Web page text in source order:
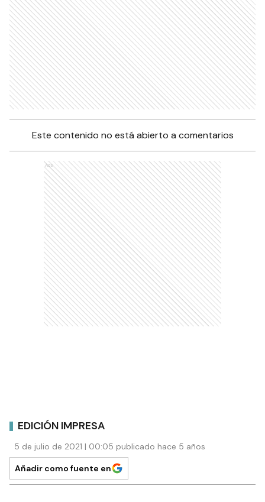
Este contenido no está abierto a comentarios
Ads
EDICIÓN IMPRESA
5 de julio de 2021 | 00:05 publicado hace 5 años
Añadir como fuente en